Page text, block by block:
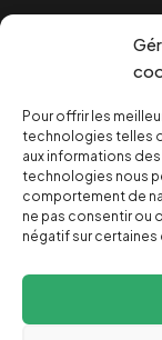
Pour offrir les
technologies telles
aux informations
technologies nous
comportement de
ne pas consentir ou
négatif sur